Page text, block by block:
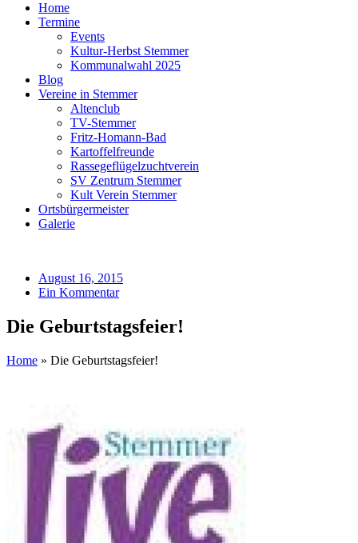
Home
Termine
Events
Kultur-Herbst Stemmer
Kommunalwahl 2025
Blog
Vereine in Stemmer
Altenclub
TV-Stemmer
Fritz-Homann-Bad
Kartoffelfreunde
Rassegeflügelzuchtverein
SV Zentrum Stemmer
Kult Verein Stemmer
Ortsbürgermeister
Galerie
August 16, 2015
Ein Kommentar
Die Geburtstagsfeier!
Home » Die Geburtstagsfeier!